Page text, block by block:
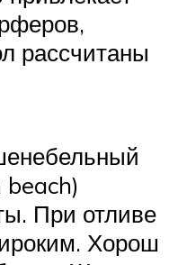
рассчитаны
При отливе
Хорош